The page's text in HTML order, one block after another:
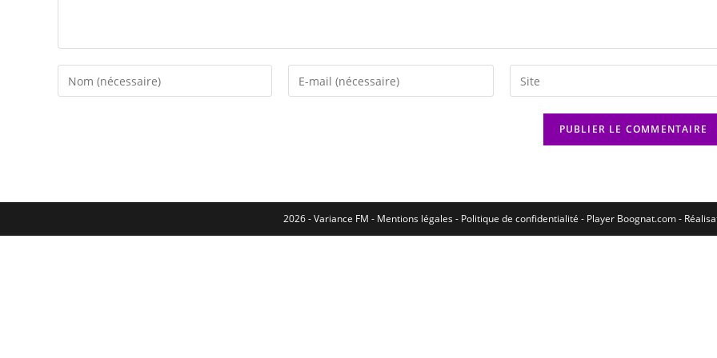
2026 - Variance FM - Mentions légales - Politique de confidentialité - Player Boognat.com-